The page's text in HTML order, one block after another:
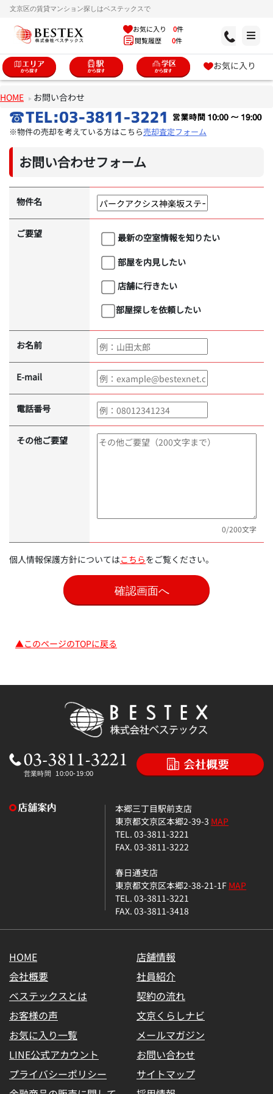
文京区の賃貸マンション探しはベステックスで
お気に入り 0件
閲覧履歴 0件
お気に入り
HOME お問い合わせ
※物件の売却を考えている方はこちら売却査定フォーム
お問い合わせフォーム
物件名
ご要望
最新の空室情報を知りたい
部屋を内見したい
店舗に行きたい
部屋探しを依頼したい
お名前
E-mail
電話番号
その他ご要望
0/200文字
個人情報保護方針についてはこちらをご覧ください。
▲このページのTOPに戻る
本郷三丁目駅前支店
東京都文京区本郷2-39-3 MAP
TEL. 03-3811-3221
FAX. 03-3811-3222
春日通支店
東京都文京区本郷2-38-21-1FMAP
TEL. 03-3811-3221
FAX. 03-3811-3418
HOME
店舗情報
会社概要
社員紹介
ベステックスとは
契約の流れ
お客様の声
文京くらしナビ
お気に入り一覧
メールマガジン
LINE公式アカウント
お問い合わせ
プライバシーポリシー
サイトマップ